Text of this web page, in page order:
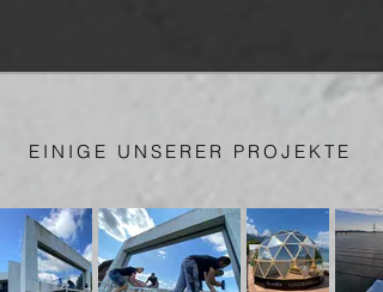
EINIGE UNSERER PROJEKTE